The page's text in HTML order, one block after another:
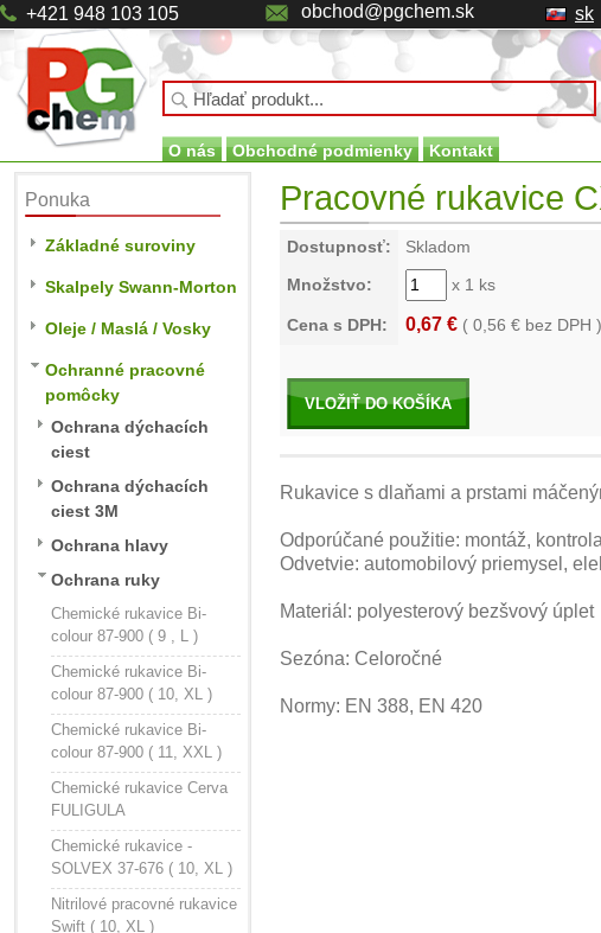
+421 948 103 105 obchod@pgchem.sk sk
O nás Obchodné podmienky Kontakt
Ponuka
Základné suroviny
Skalpely Swann-Morton
Oleje / Maslá / Vosky
Ochranné pracovné
pomôcky
Ochrana dýchacích
ciest
Ochrana dýchacích
ciest 3M
Ochrana hlavy
Ochrana ruky
Chemické rukavice Bi-
colour 87-900 ( 9 , L )
Chemické rukavice Bi-
colour 87-900 ( 10, XL )
Chemické rukavice Bi-
colour 87-900 ( 11, XXL )
Chemické rukavice Cerva
FULIGULA
Chemické rukavice -
SOLVEX 37-676 ( 10, XL )
Nitrilové pracovné rukavice
Swift ( 10, XL )
Pracovné rukavice
Dostupnosť:
Skladom
Množstvo:
x 1 ks
Cena s DPH: 0,67 € ( 0,56 € bez DPH )
VLOŽIŤ DO KOŠÍKA
Rukavice s dlaňami a prstami
Odporúčané použitie: montáž,
Odvetvie: automobilový priemysel,
Materiál: polyesterový bezšvový úplet
Sezóna: Celoročné
Normy: EN 388, EN 420